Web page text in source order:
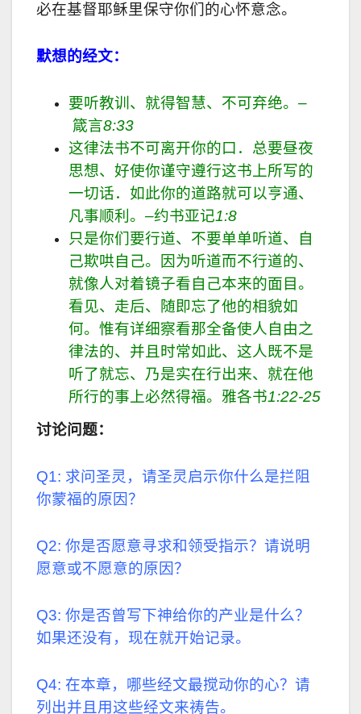
必在基督耶稣里保守你们的心怀意念。
默想的经文：
要听教训、就得智慧、不可弃绝。 –
箴言8:33
这律法书不可离开你的口．总要昼夜
思想、好使你谨守遵行这书上所写的
一切话．如此你的道路就可以亨通、
凡事顺利。 –约书亚记1:8
只是你们要行道、不要单单听道、自
己欺哄自己。因为听道而不行道的、
就像人对着镜子看自己本来的面目。
看见、走后、随即忘了他的相貌如
何。 惟有详细察看那全备使人自由之
律法的、并且时常如此、这人既不是
听了就忘、乃是实在行出来、就在他
所行的事上必然得福。 雅各书1:22-25
讨论问题：
Q1: 求问圣灵，请圣灵启示你什么是拦阻
你蒙福的原因？
Q2: 你是否愿意寻求和领受指示？请说明
愿意或不愿意的原因？
Q3: 你是否曾写下神给你的产业是什么？
如果还没有，现在就开始记录。
Q4: 在本章，哪些经文最搅动你的心？请
列出并且用这些经文来祷告。